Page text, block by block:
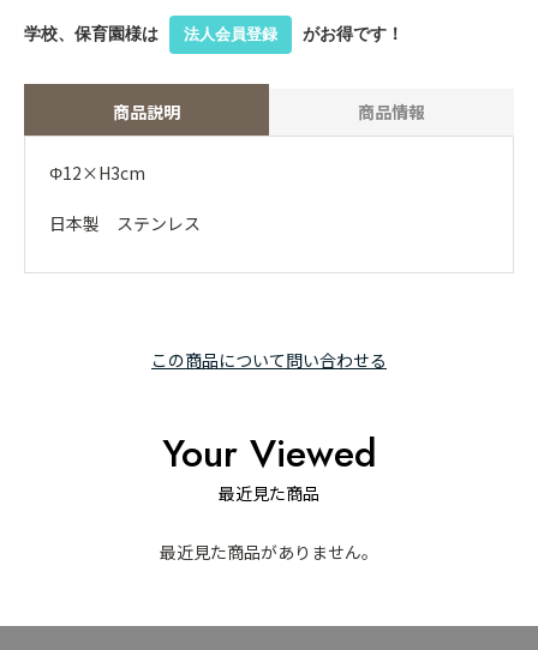
学校、保育園様は 法人会員登録 がお得です！
商品説明 商品情報
Φ12×H3cm
日本製 ステンレス
この商品について問い合わせる
Your Viewed
最近見た商品
最近見た商品がありません。